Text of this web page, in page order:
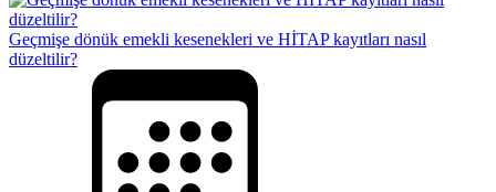
Geçmişe dönük emekli kesenekleri ve HİTAP kayıtları nasıl
düzeltilir?